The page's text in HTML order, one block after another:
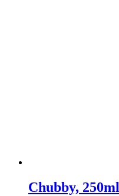
Chubby, 250ml